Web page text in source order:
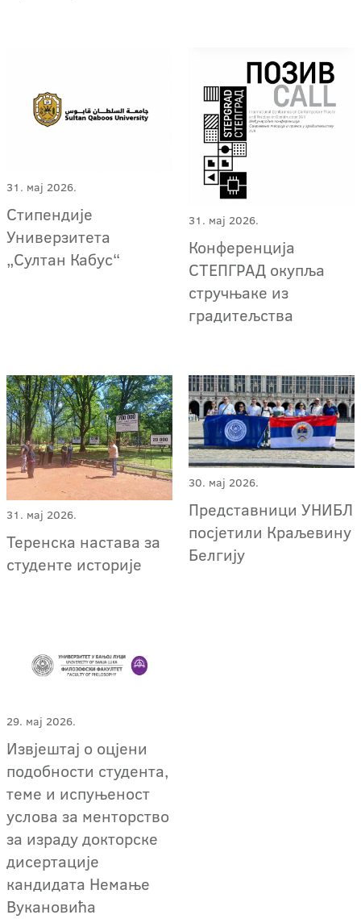
31. мај 2026.
Стипендије
Универзитета
„Султан Кабус“
31. мај 2026.
Конференција
СТЕПГРАД окупља
стручњаке из
градитељства
31. мај 2026.
Теренска настава за
студенте историје
30. мај 2026.
Представници УНИБЛ
посјетили Краљевину
Белгију
29. мај 2026.
Извјештај о оцјени
подобности студента,
теме и испуњеност
услова за менторство
за израду докторске
дисертације
кандидата Немање
Вукановића